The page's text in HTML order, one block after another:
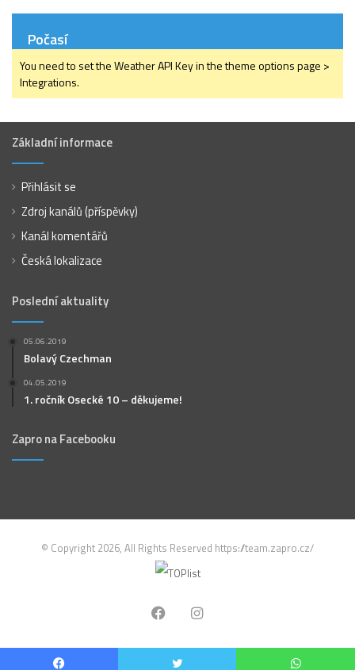
Počasí
You need to set the Weather API Key in the theme options page >
Integrations.
Základní informace
Přihlásit se
Zdroj kanálů (příspěvky)
Kanál komentářů
Česká lokalizace
Poslední aktuality
05.06.2019
Bolavý Czechman
04.05.2019
1. ročník Osecké 10 – děkujeme!
Zapro na Facebooku
© Copyright 2026, All Rights Reserved https://team.zapro.cz/
FacebookInstagram